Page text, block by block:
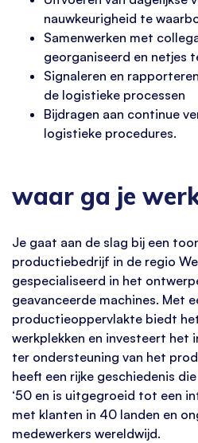
nauwkeurigheid te
Samenwerken met
georganiseerd en netjes
Signaleren en
de logistieke processen
Bijdragen aan continue
logistieke procedures.
waar ga je
Je gaat aan de slag bij een
productiebedrijf in de regio
gespecialiseerd in het
geavanceerde machines. Met
productieoppervlakte biedt
werkplekken en investeert het
ter ondersteuning van het
heeft een rijke geschiedenis
‘50 en is uitgegroeid tot een
met klanten in 40 landen en
medewerkers wereldwijd.